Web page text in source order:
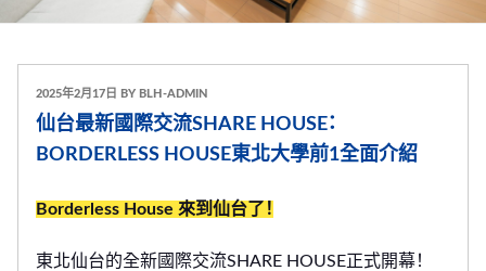
發
表
2025年2月17日 BY BLH-ADMIN
仙台最新國際交流SHARE HOUSE：
BORDERLESS HOUSE東北大學前1全面介紹
Borderless House 來到仙台了！
東北仙台的全新國際交流SHARE HOUSE正式開幕！